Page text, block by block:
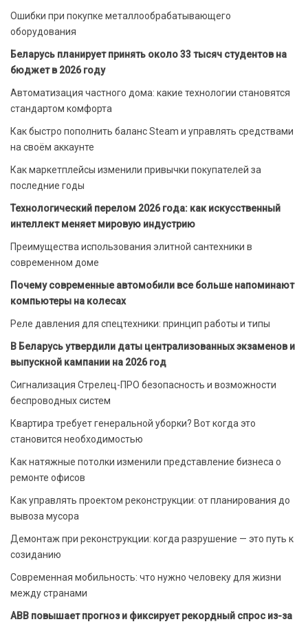
Ошибки при покупке металлообрабатывающего
оборудования
Беларусь планирует принять около 33 тысяч студентов на
бюджет в 2026 году
Автоматизация частного дома: какие технологии становятся
стандартом комфорта
Как быстро пополнить баланс Steam и управлять средствами
на своём аккаунте
Как маркетплейсы изменили привычки покупателей за
последние годы
Технологический перелом 2026 года: как искусственный
интеллект меняет мировую индустрию
Преимущества использования элитной сантехники в
современном доме
Почему современные автомобили все больше напоминают
компьютеры на колесах
Реле давления для спецтехники: принцип работы и типы
В Беларусь утвердили даты централизованных экзаменов и
выпускной кампании на 2026 год
Сигнализация Стрелец-ПРО безопасность и возможности
беспроводных систем
Квартира требует генеральной уборки? Вот когда это
становится необходимостью
Как натяжные потолки изменили представление бизнеса о
ремонте офисов
Как управлять проектом реконструкции: от планирования до
вывоза мусора
Демонтаж при реконструкции: когда разрушение — это путь к
созиданию
Современная мобильность: что нужно человеку для жизни
между странами
ABB повышает прогноз и фиксирует рекордный спрос из-за